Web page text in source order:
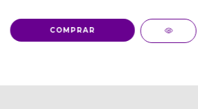
COMPRAR